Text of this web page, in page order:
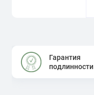
Гарантия
подлинности